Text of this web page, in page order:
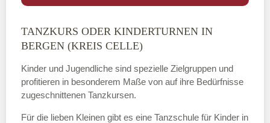
Name*
E-Mail*
TANZKURS ODER KINDERTURNEN IN
BERGEN (KREIS CELLE)
Kinder und Jugendliche sind spezielle Zielgruppen und
profitieren in besonderem Maße von auf ihre Bedürfnisse
zugeschnittenen Tanzkursen.
Für die lieben Kleinen gibt es eine Tanzschule für Kinder in